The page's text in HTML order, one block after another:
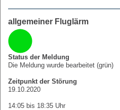
allgemeiner Fluglärm
Status der Meldung
Die Meldung wurde bearbeitet (grün)
Zeitpunkt der Störung
19.10.2020
14:05 bis 18:35 Uhr